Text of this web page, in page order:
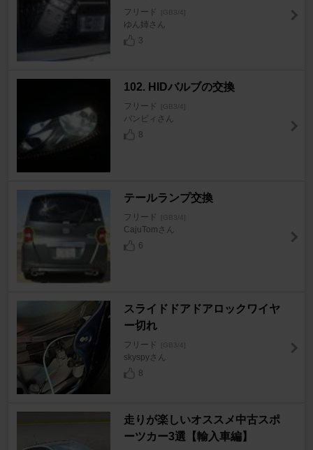
フリード [GB3/4]
ゆん姉さん
3
102. HIDバルブの交換
フリード [GB3/4]
バンビィさん
8
テールランプ交換
フリード [GB3/4]
CajuTomさん
6
スライドドアドアロックワイヤ
ー切れ
フリード [GB3/4]
skyspyさん
8
走りが楽しいオススメ中古スポ
ーツカー3選【輸入車編】